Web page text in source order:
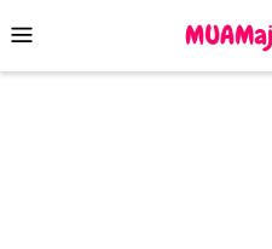
to
contentMenu